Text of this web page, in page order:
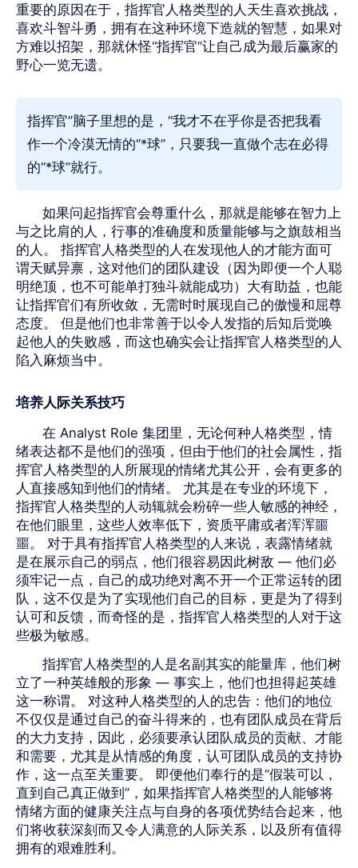
重要的原因在于，指挥官人格类型的人天生喜欢挑战，
喜欢斗智斗勇，拥有在这种环境下造就的智慧，如果对
方难以招架，那就休怪“指挥官”让自己成为最后赢家的
野心一览无遗。
指挥官”脑子里想的是，“我才不在乎你是否把我看
作一个冷漠无情的“*球”，只要我一直做个志在必得
的“*球”就行。
如果问起指挥官会尊重什么，那就是能够在智力上
与之比肩的人，行事的准确度和质量能够与之旗鼓相当
的人。 指挥官人格类型的人在发现他人的才能方面可
谓天赋异禀，这对他们的团队建设（因为即便一个人聪
明绝顶，也不可能单打独斗就能成功）大有助益，也能
让指挥官们有所收敛，无需时时展现自己的傲慢和屈尊
态度。 但是他们也非常善于以令人发指的后知后觉唤
起他人的失败感，而这也确实会让指挥官人格类型的人
陷入麻烦当中。
培养人际关系技巧
在 Analyst Role 集团里，无论何种人格类型，情
绪表达都不是他们的强项，但由于他们的社会属性，指
挥官人格类型的人所展现的情绪尤其公开，会有更多的
人直接感知到他们的情绪。 尤其是在专业的环境下，
指挥官人格类型的人动辄就会粉碎一些人敏感的神经，
在他们眼里，这些人效率低下，资质平庸或者浑浑噩
噩。 对于具有指挥官人格类型的人来说，表露情绪就
是在展示自己的弱点，他们很容易因此树敌 — 他们必
须牢记一点，自己的成功绝对离不开一个正常运转的团
队，这不仅是为了实现他们自己的目标，更是为了得到
认可和反馈，而奇怪的是，指挥官人格类型的人对于这
些极为敏感。
指挥官人格类型的人是名副其实的能量库，他们树
立了一种英雄般的形象 — 事实上，他们也担得起英雄
这一称谓。 对这种人格类型的人的忠告：他们的地位
不仅仅是通过自己的奋斗得来的，也有团队成员在背后
的大力支持，因此，必须要承认团队成员的贡献、才能
和需要，尤其是从情感的角度，认可团队成员的支持协
作，这一点至关重要。 即便他们奉行的是“假装可以，
直到自己真正做到”，如果指挥官人格类型的人能够将
情绪方面的健康关注点与自身的各项优势结合起来，他
们将收获深刻而又令人满意的人际关系，以及所有值得
拥有的艰难胜利。